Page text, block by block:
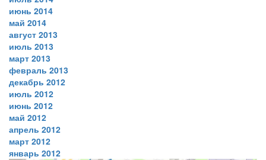
июнь 2014
май 2014
август 2013
июль 2013
март 2013
февраль 2013
декабрь 2012
июль 2012
июнь 2012
май 2012
апрель 2012
март 2012
январь 2012